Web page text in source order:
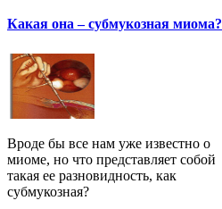
Какая она – субмукозная миома?
Вроде бы все нам уже известно о
миоме, но что представляет собой
такая ее разновидность, как
субмукозная?